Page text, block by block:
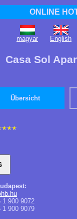
ONLINE
magyar English
Casa Sol
Übersicht
1 900 9072
1 900 9079